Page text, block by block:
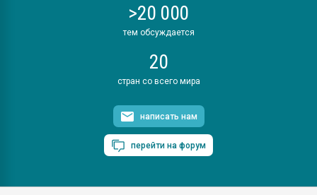
>20 000
тем обсуждается
20
стран со всего мира
написать нам
перейти на форум